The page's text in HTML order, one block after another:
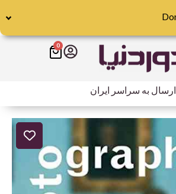
0
سبد
ارسال به سراسر ایران